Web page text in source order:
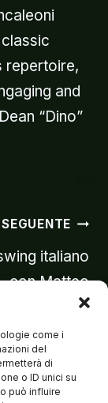
come i
del
di
o ID unici su
può influire
repertoire,
and
“Dino”
SEGUENTE
italiano
con Matteo
Brancaleoni a
Speciale Tg1